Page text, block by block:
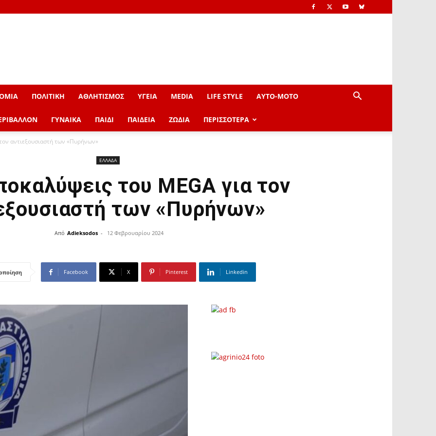
ΠΟΛΙΤΙΚΗ ΑΘΛΗΤΙΣΜΟΣ ΥΓΕΙΑ MEDIA LIFE STYLE AYTO-ΜOTO
ΓΥΝΑΙΚΑ ΠΑΙΔΙ ΠΑΙΔΕΙΑ ΖΩΔΙΑ ΠΕΡΙΣΣΟΤΕΡΑ
αντιεξουσιαστή των «Πυρήνων»
ΕΛΛΑΔΑ
του MEGA για τον
των «Πυρήνων»
Από Adieksodos - 12 Φεβρουαρίου 2024
Facebook X Pinterest Linkedin